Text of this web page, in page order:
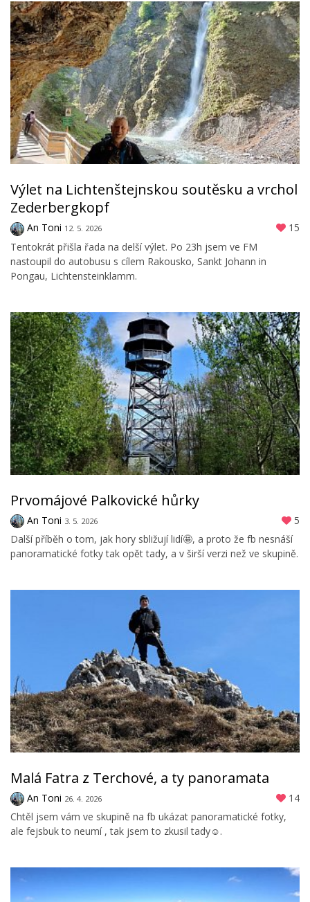
Výlet na Lichtenštejnskou soutěsku a vrchol
Zederbergkopf
An Toni 12. 5. 2026
15
Tentokrát přišla řada na delší výlet. Po 23h jsem ve FM
nastoupil do autobusu s cílem Rakousko, Sankt Johann in
Pongau, Lichtensteinklamm.
Prvomájové Palkovické hůrky
An Toni 3. 5. 2026
5
Další příběh o tom, jak hory sbližují lidí🤩, a proto že fb nesnáší
panoramatické fotky tak opět tady, a v širší verzi než ve skupině.
Malá Fatra z Terchové, a ty panoramata
An Toni 26. 4. 2026
14
Chtěl jsem vám ve skupině na fb ukázat panoramatické fotky,
ale fejsbuk to neumí , tak jsem to zkusil tady☺️.